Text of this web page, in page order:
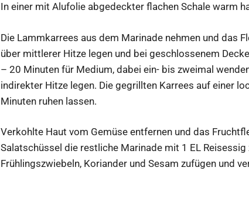
In einer mit Alufolie abgedeckter flachen Schale warm
Die Lammkarrees aus dem Marinade nehmen und das
über mittlerer Hitze legen und bei geschlossenem
– 20 Minuten für Medium, dabei ein- bis zweimal
indirekter Hitze legen. Die gegrillten Karrees auf einer
Minuten ruhen lassen.
Verkohlte Haut vom Gemüse entfernen und das
Salatschüssel die restliche Marinade mit 1 EL
Frühlingszwiebeln, Koriander und Sesam zufügen und